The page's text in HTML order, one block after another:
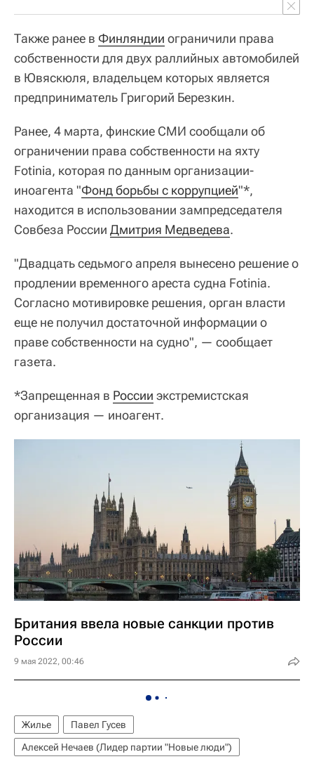
Также ранее в Финляндии ограничили права
собственности для двух раллийных автомобилей
в Ювяскюля, владельцем которых является
предприниматель Григорий Березкин.
Ранее, 4 марта, финские СМИ сообщали об
ограничении права собственности на яхту
Fotinia, которая по данным организации-
иноагента "Фонд борьбы с коррупцией"*,
находится в использовании зампредседателя
Совбеза России Дмитрия Медведева.
"Двадцать седьмого апреля вынесено решение о
продлении временного ареста судна Fotinia.
Согласно мотивировке решения, орган власти
еще не получил достаточной информации о
праве собственности на судно", — сообщает
газета.
*Запрещенная в России экстремистская
организация — иноагент.
Британия ввела новые санкции против
России
9 мая 2022, 00:46
Жилье
Павел Гусев
Алексей Нечаев (Лидер партии "Новые люди")